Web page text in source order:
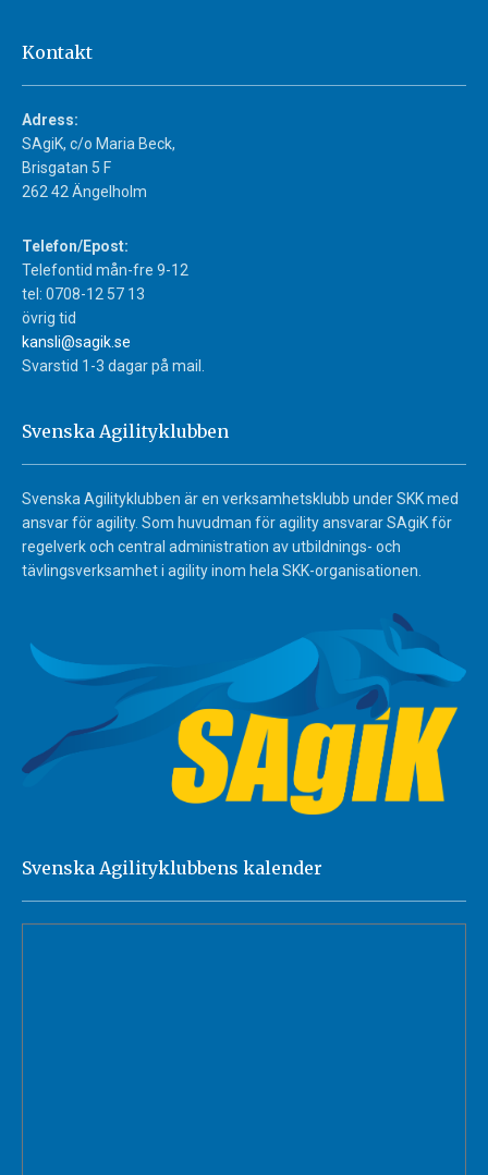
Kontakt
Adress:
SAgiK, c/o Maria Beck,
Brisgatan 5 F
262 42 Ängelholm
Telefon/Epost:
Telefontid mån-fre 9-12
tel: 0708-12 57 13
övrig tid
kansli@sagik.se
Svarstid 1-3 dagar på mail.
Svenska Agilityklubben
Svenska Agilityklubben är en verksamhetsklubb under SKK med
ansvar för agility. Som huvudman för agility ansvarar SAgiK för
regelverk och central administration av utbildnings- och
tävlingsverksamhet i agility inom hela SKK-organisationen.
Svenska Agilityklubbens kalender